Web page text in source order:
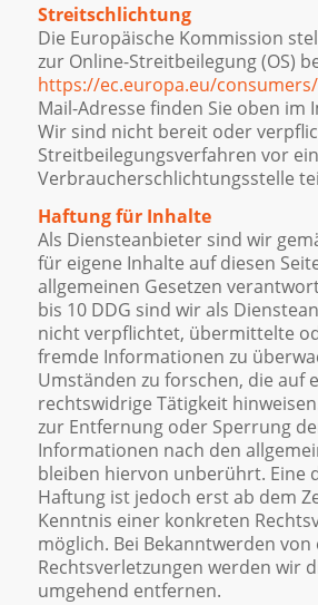
Streitschlichtung
Die Europäische Kommission
zur Online-Streitbeilegung (OS)
https://ec.europa.eu/
Mail-Adresse finden Sie oben im
Wir sind nicht bereit oder
Streitbeilegungsverfahren vor
Verbraucherschlichtungsstelle
Haftung für Inhalte
Als Diensteanbieter sind wir
für eigene Inhalte auf diesen
allgemeinen Gesetzen
bis 10 DDG sind wir als
nicht verpflichtet, übermittelte
fremde Informationen zu
Umständen zu forschen, die auf
rechtswidrige Tätigkeit
zur Entfernung oder Sperrung
Informationen nach den
bleiben hiervon unberührt. Eine
Haftung ist jedoch erst ab dem
Kenntnis einer konkreten
möglich. Bei Bekanntwerden
Rechtsverletzungen werden wir
umgehend entfernen.